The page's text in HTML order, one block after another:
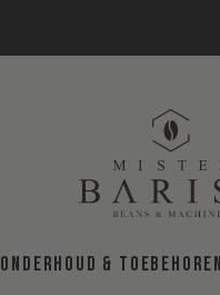
Onderhoud & Toebehoren